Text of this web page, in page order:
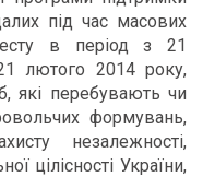
під час масових
в період з 21
лютого 2014 року,
які перебувають чи
формувань,
незалежності,
цілісності України,